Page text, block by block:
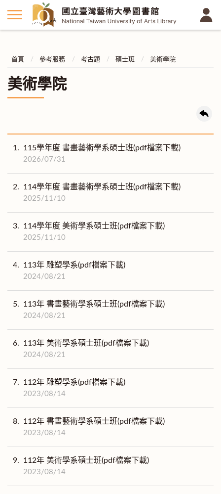
首頁 參考服務 考古題 碩士班 美術學院
美術學院
1. 115學年度 書畫藝術學系碩士班(pdf檔案下載)
2026/07/31
2. 114學年度 書畫藝術學系碩士班(pdf檔案下載)
2025/11/10
3. 114學年度 美術學系碩士班(pdf檔案下載)
2025/11/10
4. 113年 雕塑學系(pdf檔案下載)
2024/08/21
5. 113年 書畫藝術學系碩士班(pdf檔案下載)
2024/08/21
6. 113年 美術學系碩士班(pdf檔案下載)
2024/08/21
7. 112年 雕塑學系(pdf檔案下載)
2023/08/14
8. 112年 書畫藝術學系碩士班(pdf檔案下載)
2023/08/14
9. 112年 美術學系碩士班(pdf檔案下載)
2023/08/14